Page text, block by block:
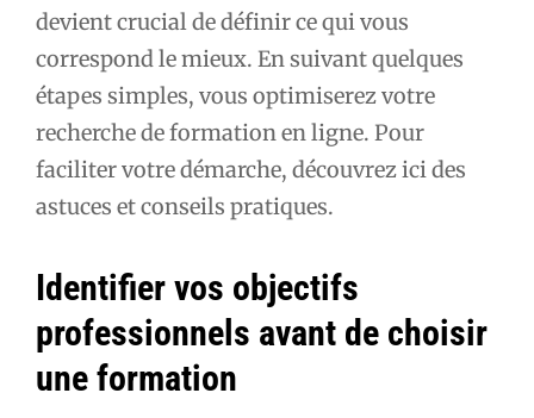
devient crucial de définir ce qui vous
correspond le mieux. En suivant quelques
étapes simples, vous optimiserez votre
recherche de formation en ligne. Pour
faciliter votre démarche, découvrez ici des
astuces et conseils pratiques.
Identifier vos objectifs
professionnels avant de choisir
une formation